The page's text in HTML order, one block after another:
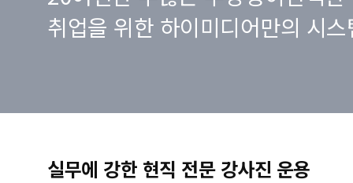
취업을 위한 하이미디어만의 시
실무에 강한 현직 전문 강사진 운용